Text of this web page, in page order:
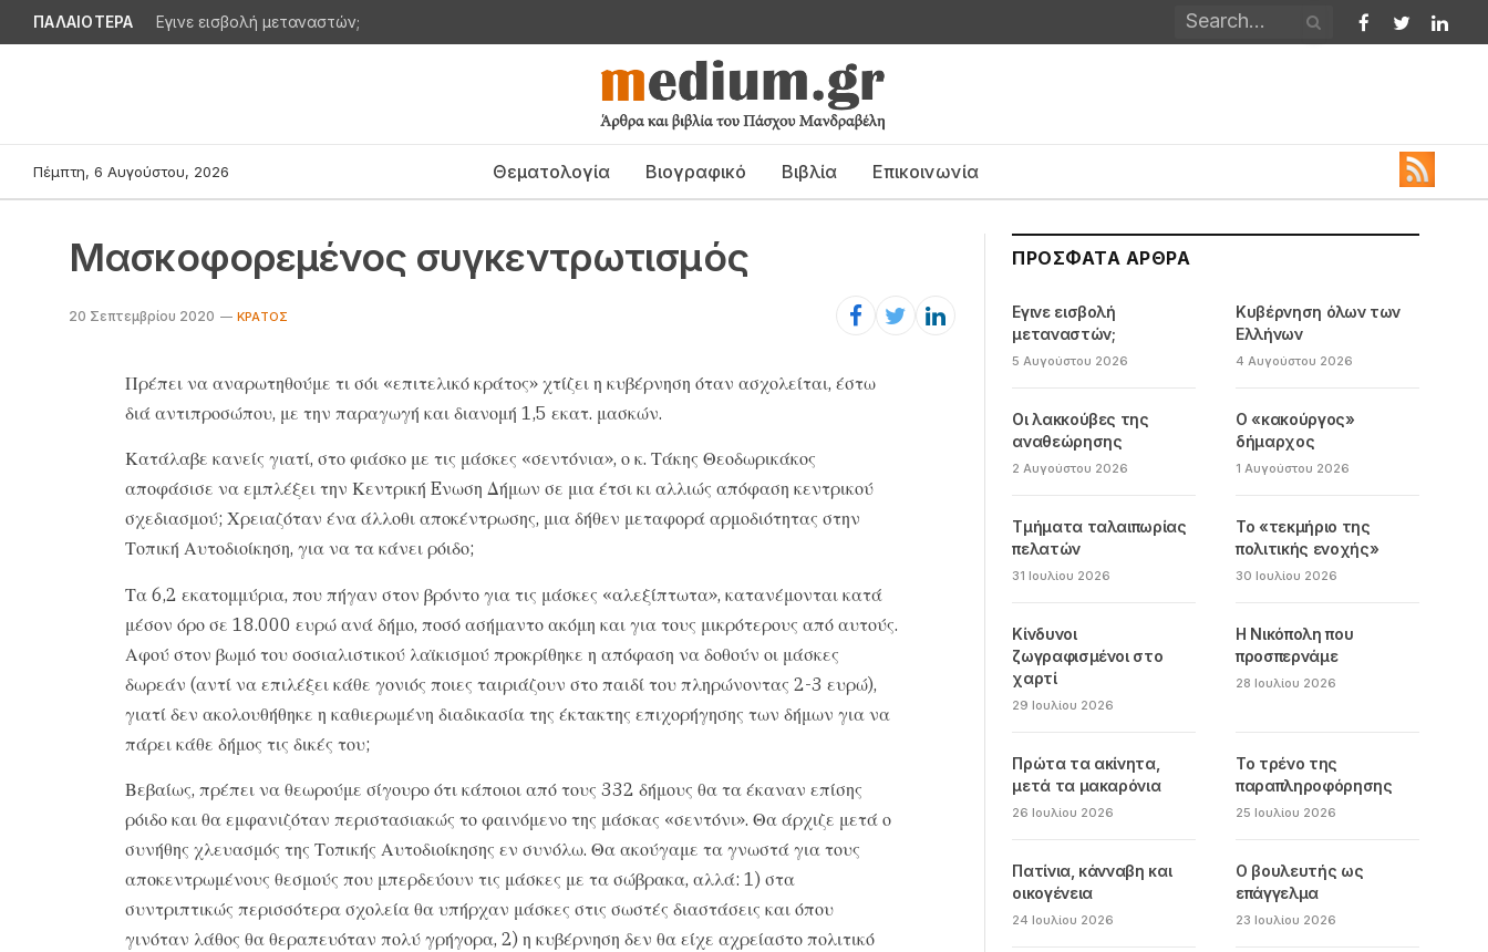
ΠΑΛΑΙΟΤΕΡΑ Εγινε εισβολή μεταναστών;
Facebook
Twitter
Πέμπτη, 6 Αυγούστου, 2026 Θεματολογία Βιογραφικό Βιβλία Επικοινωνία
Μασκοφορεμένος συγκεντρωτισμός
20 Σεπτεμβρίου 2020 ΚΡΆΤΟΣ
Πρέπει να αναρωτηθούμε τι σόι «επιτελικό κράτος» χτίζει η κυβέρνηση όταν ασχολείται, έστω
διά αντιπροσώπου, με την παραγωγή και διανομή 1,5 εκατ. μασκών.
Κατάλαβε κανείς γιατί, στο φιάσκο με τις μάσκες «σεντόνια», ο κ. Τάκης Θεοδωρικάκος
αποφάσισε να εμπλέξει την Κεντρική Eνωση Δήμων σε μια έτσι κι αλλιώς απόφαση κεντρικού
σχεδιασμού; Χρειαζόταν ένα άλλοθι αποκέντρωσης, μια δήθεν μεταφορά αρμοδιότητας στην
Τοπική Αυτοδιοίκηση, για να τα κάνει ρόιδο;
Τα 6,2 εκατομμύρια, που πήγαν στον βρόντο για τις μάσκες «αλεξίπτωτα», κατανέμονται κατά
μέσον όρο σε 18.000 ευρώ ανά δήμο, ποσό ασήμαντο ακόμη και για τους μικρότερους από αυτούς.
Αφού στον βωμό του σοσιαλιστικού λαϊκισμού προκρίθηκε η απόφαση να δοθούν οι μάσκες
δωρεάν (αντί να επιλέξει κάθε γονιός ποιες ταιριάζουν στο παιδί του πληρώνοντας 2-3 ευρώ),
γιατί δεν ακολουθήθηκε η καθιερωμένη διαδικασία της έκτακτης επιχορήγησης των δήμων για να
πάρει κάθε δήμος τις δικές του;
Βεβαίως, πρέπει να θεωρούμε σίγουρο ότι κάποιοι από τους 332 δήμους θα τα έκαναν επίσης
ρόιδο και θα εμφανιζόταν περιστασιακώς το φαινόμενο της μάσκας «σεντόνι». Θα άρχιζε μετά ο
συνήθης χλευασμός της Τοπικής Αυτοδιοίκησης εν συνόλω. Θα ακούγαμε τα γνωστά για τους
αποκεντρωμένους θεσμούς που μπερδεύουν τις μάσκες με τα σώβρακα, αλλά: 1) στα
συντριπτικώς περισσότερα σχολεία θα υπήρχαν μάσκες στις σωστές διαστάσεις και όπου
γινόταν λάθος θα θεραπευόταν πολύ γρήγορα, 2) η κυβέρνηση δεν θα είχε αχρείαστο πολιτικό
ΠΡΌΣΦΑΤΑ ΆΡΘΡΑ
Εγινε εισβολή
μεταναστών;
5 Αυγούστου 2026
Κυβέρνηση όλων των
Ελλήνων
4 Αυγούστου 2026
Οι λακκούβες της
αναθεώρησης
2 Αυγούστου 2026
Ο «κακούργος»
δήμαρχος
1 Αυγούστου 2026
Τμήματα ταλαιπωρίας
πελατών
31 Ιουλίου 2026
Το «τεκμήριο της
πολιτικής ενοχής»
30 Ιουλίου 2026
Κίνδυνοι
ζωγραφισμένοι στο
χαρτί
29 Ιουλίου 2026
Η Νικόπολη που
προσπερνάμε
28 Ιουλίου 2026
Πρώτα τα ακίνητα,
μετά τα μακαρόνια
26 Ιουλίου 2026
Το τρένο της
παραπληροφόρησης
25 Ιουλίου 2026
Πατίνια, κάνναβη και
οικογένεια
24 Ιουλίου 2026
Ο βουλευτής ως
επάγγελμα
23 Ιουλίου 2026